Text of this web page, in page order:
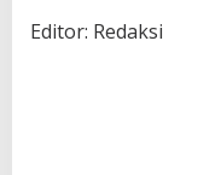
Editor: Redaksi